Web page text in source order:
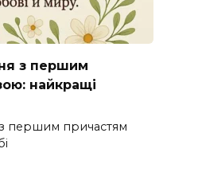
з першим
найкращі
першим причастям